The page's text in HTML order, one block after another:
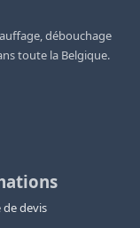
débouchage
toute la Belgique.
de devis